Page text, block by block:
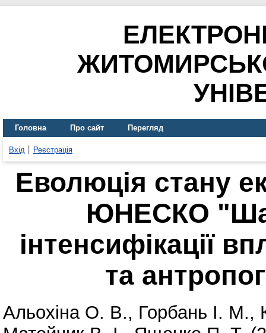
Головна Про сайт Перегляд
Вхід Реєстрація
Еволюція стану
ЮНЕСКО
інтенсифікації
та
Альохіна О. В., Горбань І. М.,